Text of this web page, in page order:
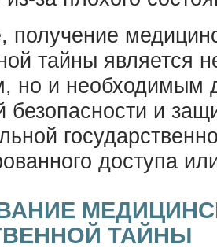
получение
тайны является
но и необходимым
безопасности и
доступа
ТАЙНЫ